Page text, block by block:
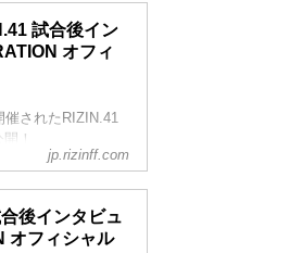
。
、今回。嬉しい
「よっしゃ」ぐ
試合後イン
オフィ
催されたRIZIN.41
！
お聞かせいただ
jp.rizinff.com
後インタビュ
オフィシャル